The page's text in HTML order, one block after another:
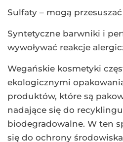
Sulfaty – mogą
Syntetyczne barwniki i
wywoływać reakcje
Wegańskie kosmetyki
ekologicznymi
produktów, które są
nadające się do
biodegradowalne. W ten
się do ochrony